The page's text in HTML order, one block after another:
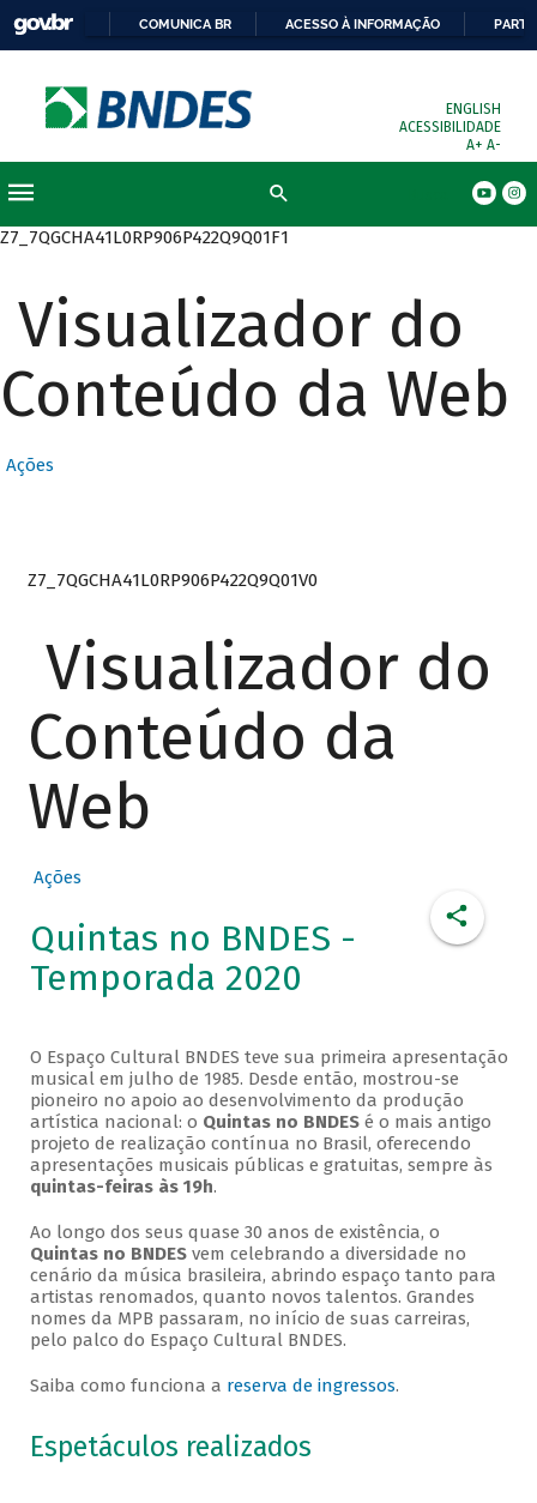
COMUNICA BR ACESSO À INFORMAÇÃO
ENGLISH
ACESSIBILIDADE
A+ A-
Z7_7QGCHA41L0RP906P422Q9Q01F1
Visualizador do
Conteúdo da Web
Ações
Z7_7QGCHA41L0RP906P422Q9Q01V0
Visualizador do
Conteúdo da
Web
Ações
Quintas no BNDES -
Temporada 2020
O Espaço Cultural BNDES teve sua primeira apresentação
musical em julho de 1985. Desde então, mostrou-se
pioneiro no apoio ao desenvolvimento da produção
artística nacional: o Quintas no BNDESé o mais antigo
projeto de realização contínua no Brasil, oferecendo
apresentações musicais públicas e gratuitas, sempre às
quintas-feiras às 19h.
Ao longo dos seus quase 30 anos de existência, o
Quintas no BNDESvem celebrando a diversidade no
cenário da música brasileira, abrindo espaço tanto para
artistas renomados, quanto novos talentos. Grandes
nomes da MPB passaram, no início de suas carreiras,
pelo palco do Espaço Cultural BNDES.
Saiba como funciona a reserva de ingressos.
Espetáculos realizados